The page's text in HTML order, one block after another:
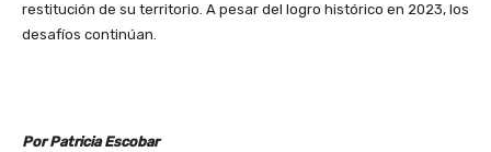
restitución de su territorio. A pesar del logro histórico en 2023, los
desafíos continúan.
Por Patricia Escobar